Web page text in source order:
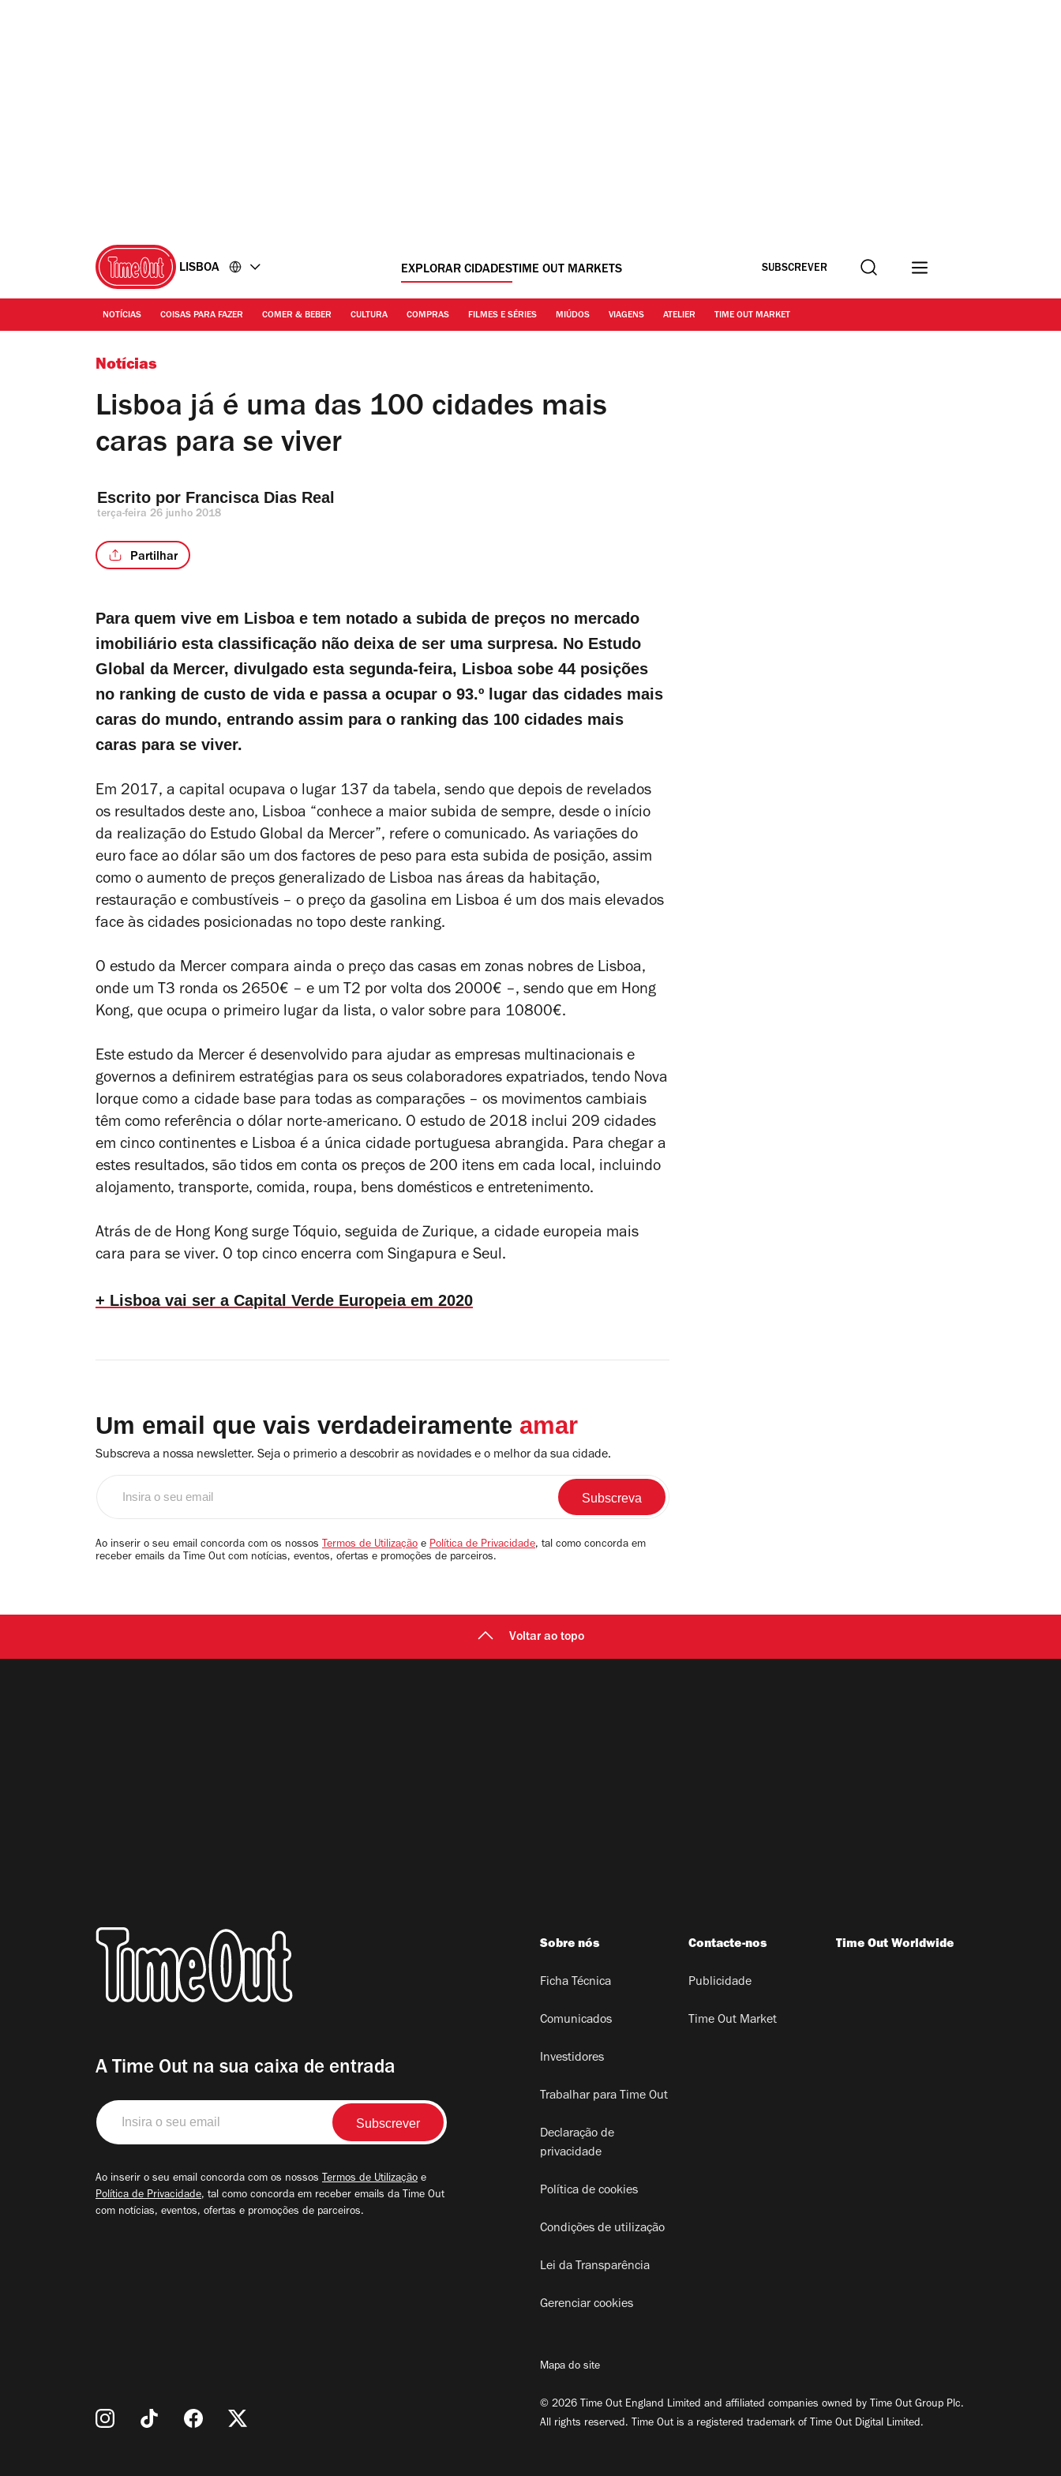
LISBOA EXPLORAR CIDADESTIME OUT MARKETS SUBSCREVER Procurar
NOTÍCIAS COISAS PARA FAZER COMER & BEBER CULTURA COMPRAS FILMES E SÉRIES MIÚDOS VIAGENS ATELIER TIME OUT MARKET
Notícias
Lisboa já é uma das 100 cidades mais
caras para se viver
Escrito por Francisca Dias Real
terça-feira 26 junho 2018
Partilhar
Para quem vive em Lisboa e tem notado a subida de preços no mercado
imobiliário esta classificação não deixa de ser uma surpresa. No Estudo
Global da Mercer, divulgado esta segunda-feira, Lisboa sobe 44 posições
no ranking de custo de vida e passa a ocupar o 93.º lugar das cidades mais
caras do mundo, entrando assim para o ranking das 100 cidades mais
caras para se viver.
Em 2017, a capital ocupava o lugar 137 da tabela, sendo que depois de revelados
os resultados deste ano, Lisboa “conhece a maior subida de sempre, desde o início
da realização do Estudo Global da Mercer”, refere o comunicado. As variações do
euro face ao dólar são um dos factores de peso para esta subida de posição, assim
como o aumento de preços generalizado de Lisboa nas áreas da habitação,
restauração e combustíveis – o preço da gasolina em Lisboa é um dos mais elevados
face às cidades posicionadas no topo deste ranking.
O estudo da Mercer compara ainda o preço das casas em zonas nobres de Lisboa,
onde um T3 ronda os 2650€ – e um T2 por volta dos 2000€ –, sendo que em Hong
Kong, que ocupa o primeiro lugar da lista, o valor sobre para 10800€.
Este estudo da Mercer é desenvolvido para ajudar as empresas multinacionais e
governos a definirem estratégias para os seus colaboradores expatriados, tendo Nova
Iorque como a cidade base para todas as comparações – os movimentos cambiais
têm como referência o dólar norte-americano. O estudo de 2018 inclui 209 cidades
em cinco continentes e Lisboa é a única cidade portuguesa abrangida. Para chegar a
estes resultados, são tidos em conta os preços de 200 itens em cada local, incluindo
alojamento, transporte, comida, roupa, bens domésticos e entretenimento.
Atrás de de Hong Kong surge Tóquio, seguida de Zurique, a cidade europeia mais
cara para se viver. O top cinco encerra com Singapura e Seul.
+ Lisboa vai ser a Capital Verde Europeia em 2020
Um email que vais verdadeiramente amar
Subscreva a nossa newsletter. Seja o primerio a descobrir as novidades e o melhor da sua cidade.
email
Ao inserir o seu email concorda com os nossos Termos de Utilização e Política de Privacidade, tal como concorda em
receber emails da Time Out com notícias, eventos, ofertas e promoções de parceiros.
Voltar ao topo
A Time Out na sua caixa de entrada
Insira
o
seu
Ao inserir o seu email concorda com os nossos Termos de Utilização e
Política de Privacidade, tal como concorda em receber emails da Time Out
com notícias, eventos, ofertas e promoções de parceiros.
Sobre nós
Ficha Técnica
Comunicados
Investidores
Trabalhar para Time Out
Declaração de
privacidade
Política de cookies
Condições de utilização
Lei da Transparência
Gerenciar cookies
Contacte-nos
Publicidade
Time Out Market
Time Out Worldwide
Mapa do site
© 2026 Time Out England Limited and affiliated companies owned by Time Out Group Plc.
All rights reserved. Time Out is a registered trademark of Time Out Digital Limited.